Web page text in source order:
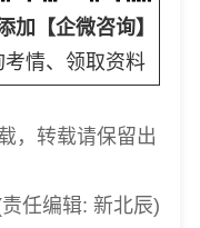
加【企微咨询】
考情、领取资料
，转载请保留出
任编辑: 新北辰)